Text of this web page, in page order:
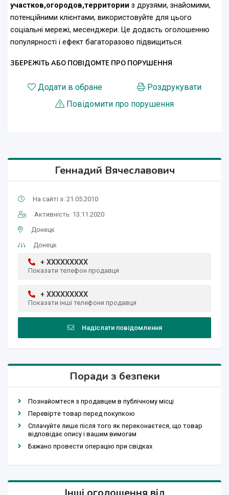
участков,огородов,территории з друзями, знайомими,
потенційними клієнтами, використовуйте для цього
соціальні мережі, месенджери. Це додасть оголошенню
популярності і ефект багаторазово підвищиться.
ЗБЕРЕЖІТЬ АБО ПОВІДОМТЕ ПРО ПОРУШЕННЯ
Додати в обране
Роздрукувати
Повідомити про порушення
Геннадий Вячеславович
На сайті з: 21.05.2010
Активність: 13.11.2020
Донецк
Донецк
+ XXXXXXXXX
Показати телефон продавця
+ XXXXXXXXX
Показати інші телефони продавця
Надіслати повідомлення
Поради з безпеки
Познайомтеся з продавцем в публічному місці
Перевірте товар перед покупкою
Сплачуйте лише після того як переконаєтеся, що товар
відповідає опису і вашим вимогам
Бажано провести операцію при свідках